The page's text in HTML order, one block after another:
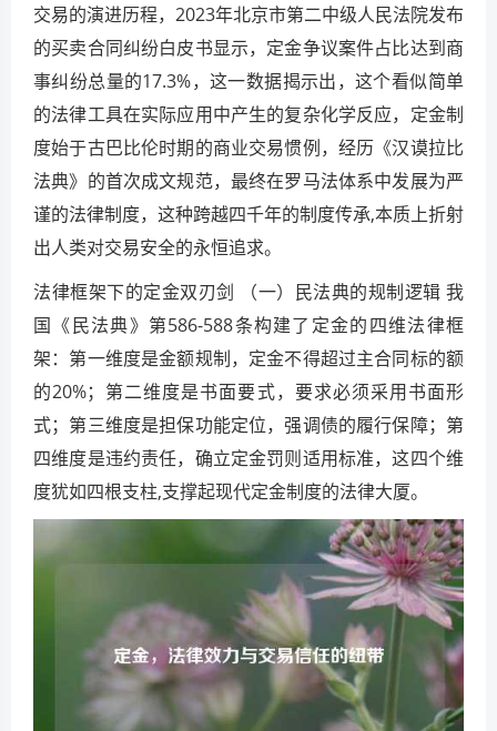
交易的演进历程，2023年北京市第二中级人民法院发布
的买卖合同纠纷白皮书显示，定金争议案件占比达到商
事纠纷总量的17.3%，这一数据揭示出，这个看似简单
的法律工具在实际应用中产生的复杂化学反应，定金制
度始于古巴比伦时期的商业交易惯例，经历《汉谟拉比
法典》的首次成文规范，最终在罗马法体系中发展为严
谨的法律制度，这种跨越四千年的制度传承,本质上折射
出人类对交易安全的永恒追求。
法律框架下的定金双刃剑 （一）民法典的规制逻辑 我
国《民法典》第586-588条构建了定金的四维法律框
架：第一维度是金额规制，定金不得超过主合同标的额
的20%；第二维度是书面要式，要求必须采用书面形
式；第三维度是担保功能定位，强调债的履行保障；第
四维度是违约责任，确立定金罚则适用标准，这四个维
度犹如四根支柱,支撑起现代定金制度的法律大厦。